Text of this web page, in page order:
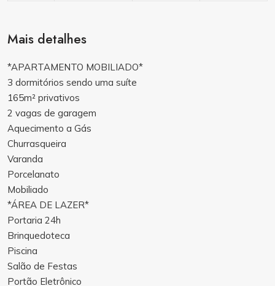
Mais detalhes
*APARTAMENTO MOBILIADO*
3 dormitórios sendo uma suíte
165m² privativos
2 vagas de garagem
Aquecimento a Gás
Churrasqueira
Varanda
Porcelanato
Mobiliado
*ÁREA DE LAZER*
Portaria 24h
Brinquedoteca
Piscina
Salão de Festas
Portão Eletrônico